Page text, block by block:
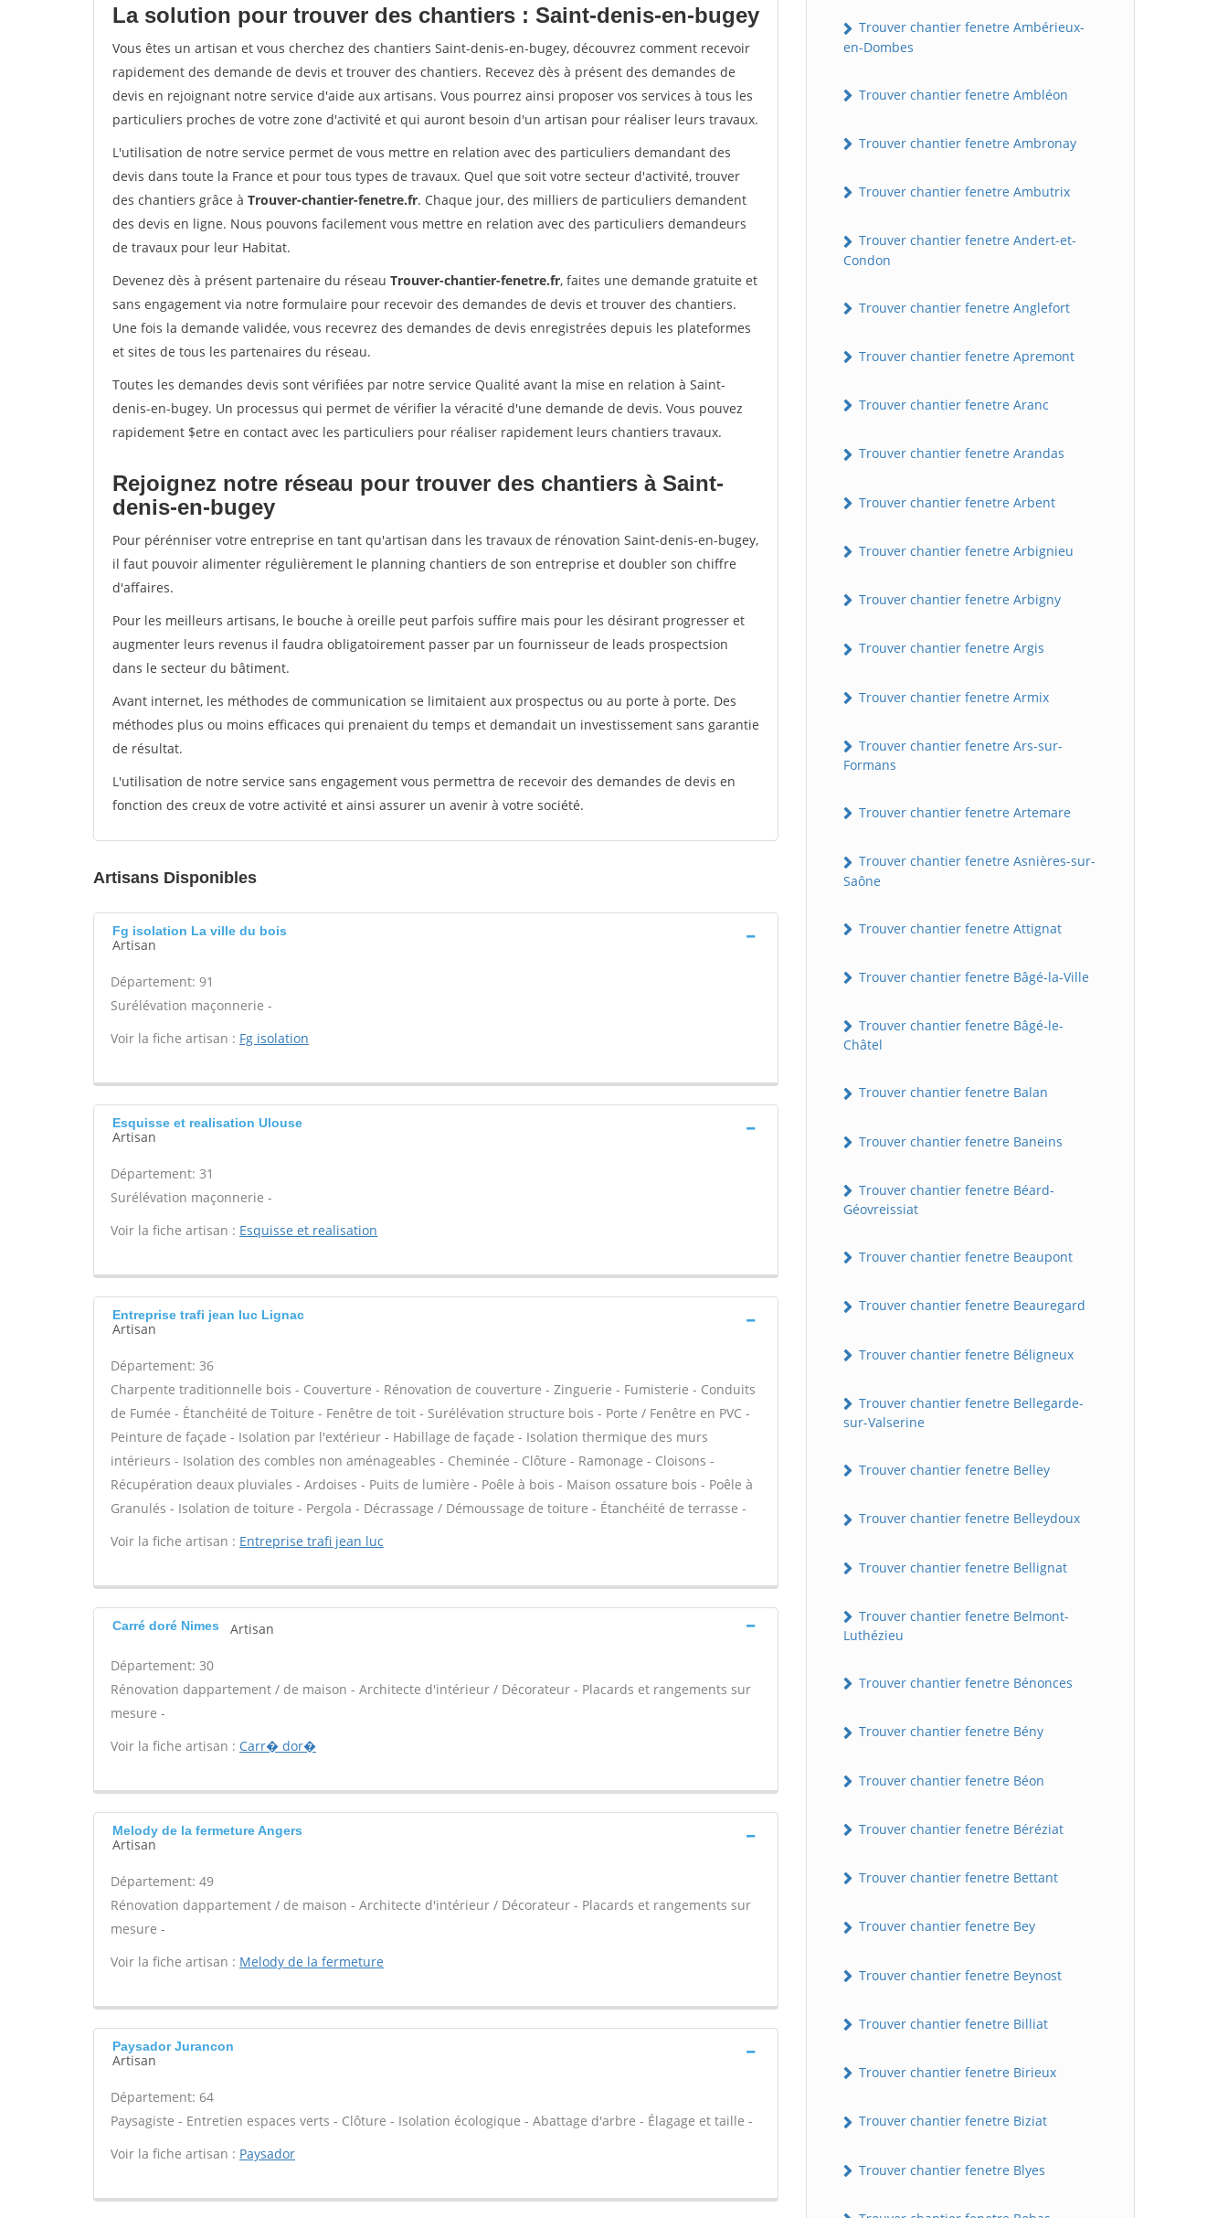
La solution pour trouver des chantiers : Saint-denis-en-bugey
Vous êtes un artisan et vous cherchez des chantiers Saint-denis-en-bugey, découvrez comment recevoir
rapidement des demande de devis et trouver des chantiers. Recevez dès à présent des demandes de
devis en rejoignant notre service d'aide aux artisans. Vous pourrez ainsi proposer vos services à tous les
particuliers proches de votre zone d'activité et qui auront besoin d'un artisan pour réaliser leurs travaux.
L'utilisation de notre service permet de vous mettre en relation avec des particuliers demandant des
devis dans toute la France et pour tous types de travaux. Quel que soit votre secteur d'activité, trouver
des chantiers grâce à Trouver-chantier-fenetre.fr. Chaque jour, des milliers de particuliers demandent
des devis en ligne. Nous pouvons facilement vous mettre en relation avec des particuliers demandeurs
de travaux pour leur Habitat.
Devenez dès à présent partenaire du réseau Trouver-chantier-fenetre.fr, faites une demande gratuite et
sans engagement via notre formulaire pour recevoir des demandes de devis et trouver des chantiers.
Une fois la demande validée, vous recevrez des demandes de devis enregistrées depuis les plateformes
et sites de tous les partenaires du réseau.
Toutes les demandes devis sont vérifiées par notre service Qualité avant la mise en relation à Saint-
denis-en-bugey. Un processus qui permet de vérifier la véracité d'une demande de devis. Vous pouvez
rapidement $etre en contact avec les particuliers pour réaliser rapidement leurs chantiers travaux.
Rejoignez notre réseau pour trouver des chantiers à Saint-
denis-en-bugey
Pour pérénniser votre entreprise en tant qu'artisan dans les travaux de rénovation Saint-denis-en-bugey,
il faut pouvoir alimenter régulièrement le planning chantiers de son entreprise et doubler son chiffre
d'affaires.
Pour les meilleurs artisans, le bouche à oreille peut parfois suffire mais pour les désirant progresser et
augmenter leurs revenus il faudra obligatoirement passer par un fournisseur de leads prospectsion
dans le secteur du bâtiment.
Avant internet, les méthodes de communication se limitaient aux prospectus ou au porte à porte. Des
méthodes plus ou moins efficaces qui prenaient du temps et demandait un investissement sans garantie
de résultat.
L'utilisation de notre service sans engagement vous permettra de recevoir des demandes de devis en
fonction des creux de votre activité et ainsi assurer un avenir à votre société.
Artisans Disponibles
Fg isolation La ville du bois
Artisan
Département: 91
Surélévation maçonnerie -
Voir la fiche artisan : Fg isolation
Esquisse et realisation Ulouse
Artisan
Département: 31
Surélévation maçonnerie -
Voir la fiche artisan : Esquisse et realisation
Entreprise trafi jean luc Lignac
Artisan
Département: 36
Charpente traditionnelle bois - Couverture - Rénovation de couverture - Zinguerie - Fumisterie - Conduits
de Fumée - Étanchéité de Toiture - Fenêtre de toit - Surélévation structure bois - Porte / Fenêtre en PVC -
Peinture de façade - Isolation par l'extérieur - Habillage de façade - Isolation thermique des murs
intérieurs - Isolation des combles non aménageables - Cheminée - Clôture - Ramonage - Cloisons -
Récupération deaux pluviales - Ardoises - Puits de lumière - Poêle à bois - Maison ossature bois - Poêle à
Granulés - Isolation de toiture - Pergola - Décrassage / Démoussage de toiture - Étanchéité de terrasse -
Voir la fiche artisan : Entreprise trafi jean luc
Carré doré Nimes Artisan
Département: 30
Rénovation dappartement / de maison - Architecte d'intérieur / Décorateur - Placards et rangements sur
mesure -
Voir la fiche artisan : Carr� dor�
Melody de la fermeture Angers
Artisan
Département: 49
Rénovation dappartement / de maison - Architecte d'intérieur / Décorateur - Placards et rangements sur
mesure -
Voir la fiche artisan : Melody de la fermeture
Paysador Jurancon
Artisan
Département: 64
Paysagiste - Entretien espaces verts - Clôture - Isolation écologique - Abattage d'arbre - Élagage et taille -
Voir la fiche artisan : Paysador
Trouver chantier fenetre Ambérieux-
en-Dombes
Trouver chantier fenetre Ambléon
Trouver chantier fenetre Ambronay
Trouver chantier fenetre Ambutrix
Trouver chantier fenetre Andert-et-
Condon
Trouver chantier fenetre Anglefort
Trouver chantier fenetre Apremont
Trouver chantier fenetre Aranc
Trouver chantier fenetre Arandas
Trouver chantier fenetre Arbent
Trouver chantier fenetre Arbignieu
Trouver chantier fenetre Arbigny
Trouver chantier fenetre Argis
Trouver chantier fenetre Armix
Trouver chantier fenetre Ars-sur-
Formans
Trouver chantier fenetre Artemare
Trouver chantier fenetre Asnières-sur-
Saône
Trouver chantier fenetre Attignat
Trouver chantier fenetre Bâgé-la-Ville
Trouver chantier fenetre Bâgé-le-
Châtel
Trouver chantier fenetre Balan
Trouver chantier fenetre Baneins
Trouver chantier fenetre Béard-
Géovreissiat
Trouver chantier fenetre Beaupont
Trouver chantier fenetre Beauregard
Trouver chantier fenetre Béligneux
Trouver chantier fenetre Bellegarde-
sur-Valserine
Trouver chantier fenetre Belley
Trouver chantier fenetre Belleydoux
Trouver chantier fenetre Bellignat
Trouver chantier fenetre Belmont-
Luthézieu
Trouver chantier fenetre Bénonces
Trouver chantier fenetre Bény
Trouver chantier fenetre Béon
Trouver chantier fenetre Béréziat
Trouver chantier fenetre Bettant
Trouver chantier fenetre Bey
Trouver chantier fenetre Beynost
Trouver chantier fenetre Billiat
Trouver chantier fenetre Birieux
Trouver chantier fenetre Biziat
Trouver chantier fenetre Blyes